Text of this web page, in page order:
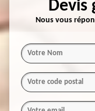
Devis
Nous vous